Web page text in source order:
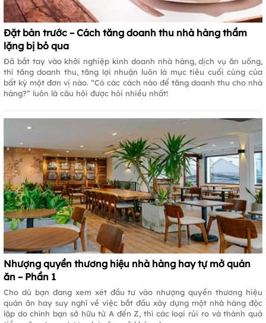
Đặt bàn trước – Cách tăng doanh thu nhà hàng thầm
lặng bị bỏ qua
Đã bắt tay vào khởi nghiệp kinh doanh nhà hàng, dịch vụ ăn uống,
thì tăng doanh thu, tăng lợi nhuận luôn là mục tiêu cuối cùng của
bất kỳ một đơn vị nào. “Có các cách nào để tăng doanh thu cho nhà
hàng?” luôn là câu hỏi được hỏi nhiều nhất!
Nhượng quyền thương hiệu nhà hàng hay tự mở quán
ăn – Phần 1
Cho dù bạn đang xem xét đầu tư vào nhượng quyền thương hiệu
quán ăn hay suy nghĩ về việc bắt đầu xây dựng một nhà hàng độc
lập do chính bạn sở hữu từ A đến Z, thì các loại rủi ro và thành quả